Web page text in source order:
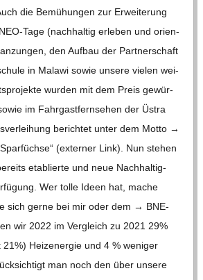
die Bemü­hun­gen zur Erwei­te­rung
Tage (nach­hal­tig erle­ben und ori­en­
den Auf­bau der Part­ner­schaft
in Malawi sowie unsere vie­len wei­
wur­den mit dem Preis gewür­
im Fahr­gast­fern­se­hen der Üstra
berich­tet unter dem Motto →
(exter­ner Link). Nun ste­hen
eta­blierte und neue Nach­hal­tig­
Wer tolle Ideen hat, mache
sich gerne bei mir oder dem → BNE-
wir 2022 im Ver­gleich zu 2021 29%
Heiz­ener­gie und 4 % weni­ger
man noch den über unsere